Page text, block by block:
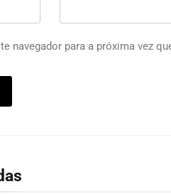
navegador para a próxima vez